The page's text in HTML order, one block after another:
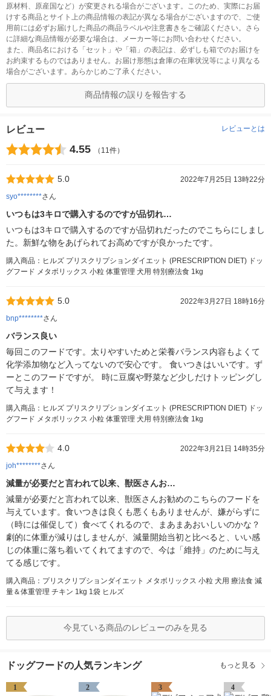
原材料、原産国など）が変更される場合がございます。このため、実際にお届
けする商品とサイト上の商品情報の表記が異なる場合がございますので、ご使
用前には必ずお届けした商品の商品ラベルや注意書きをご確認ください。さら
に詳細な商品情報が必要な場合は、メーカー等にお問い合わせください。
また、商品名における「セット」や「箱」の表記は、必ずしも箱でのお届けを
お約束するものではありません。お届け形態は倉庫の在庫状況等により異なる
場合がございます。あらかじめご了承ください。
商品情報の誤りを報告する
レビュー レビューとは
4.55 （11件）
5.0
2022年7月25日 13時22分
syo********さん
いつもは3キロで購入するのですが品切れ…
いつもは3キロで購入するのですが品切れだったのでこちらにしまし
た。新鮮な物をあげられてお高めですが良かったです。
購入商品：ヒルズ プリスクリプションダイエット (PRESCRIPTION DIET) ドッ
グフード メタボリックス 小粒 体重管理 犬用 特別療法食 1kg
5.0
2022年3月27日 18時16分
bnp********さん
バランス良い
毎回このフードです。太りやすいためと栄養バランス内容もよくて
化学添加物など入ってないので安心です。 食いつきはいいです。ず
ーとこのフードですが。 時に豆腐や野菜など少しだけトッピングし
て与えます！
購入商品：ヒルズ プリスクリプションダイエット (PRESCRIPTION DIET) ドッ
グフード メタボリックス 小粒 体重管理 犬用 特別療法食 1kg
4.0
2022年3月21日 14時35分
joh********さん
減量が必要だと言われて以来、獣医さんお…
減量が必要だと言われて以来、獣医さんお勧めのこちらのフードを
与えています。食いつきは良くも悪くもありませんが、嫌がらずに
（時には催促して）食べてくれるので、まあまあおいしいのかな？
劇的に体重が減りはしませんが、減量開始当初と比べると、いい感
じの体重に落ち着いてくれてますので、今は「維持」のために与え
てる感じです。
購入商品：プリスクリプションダイエット メタボリックス 小粒 犬用 療法食 減
量＆体重管理 チキン 1kg 1袋 ヒルズ
今見ている商品のレビューのみを見る
ドッグフードの人気ランキング もっと見る
1 2 3 4